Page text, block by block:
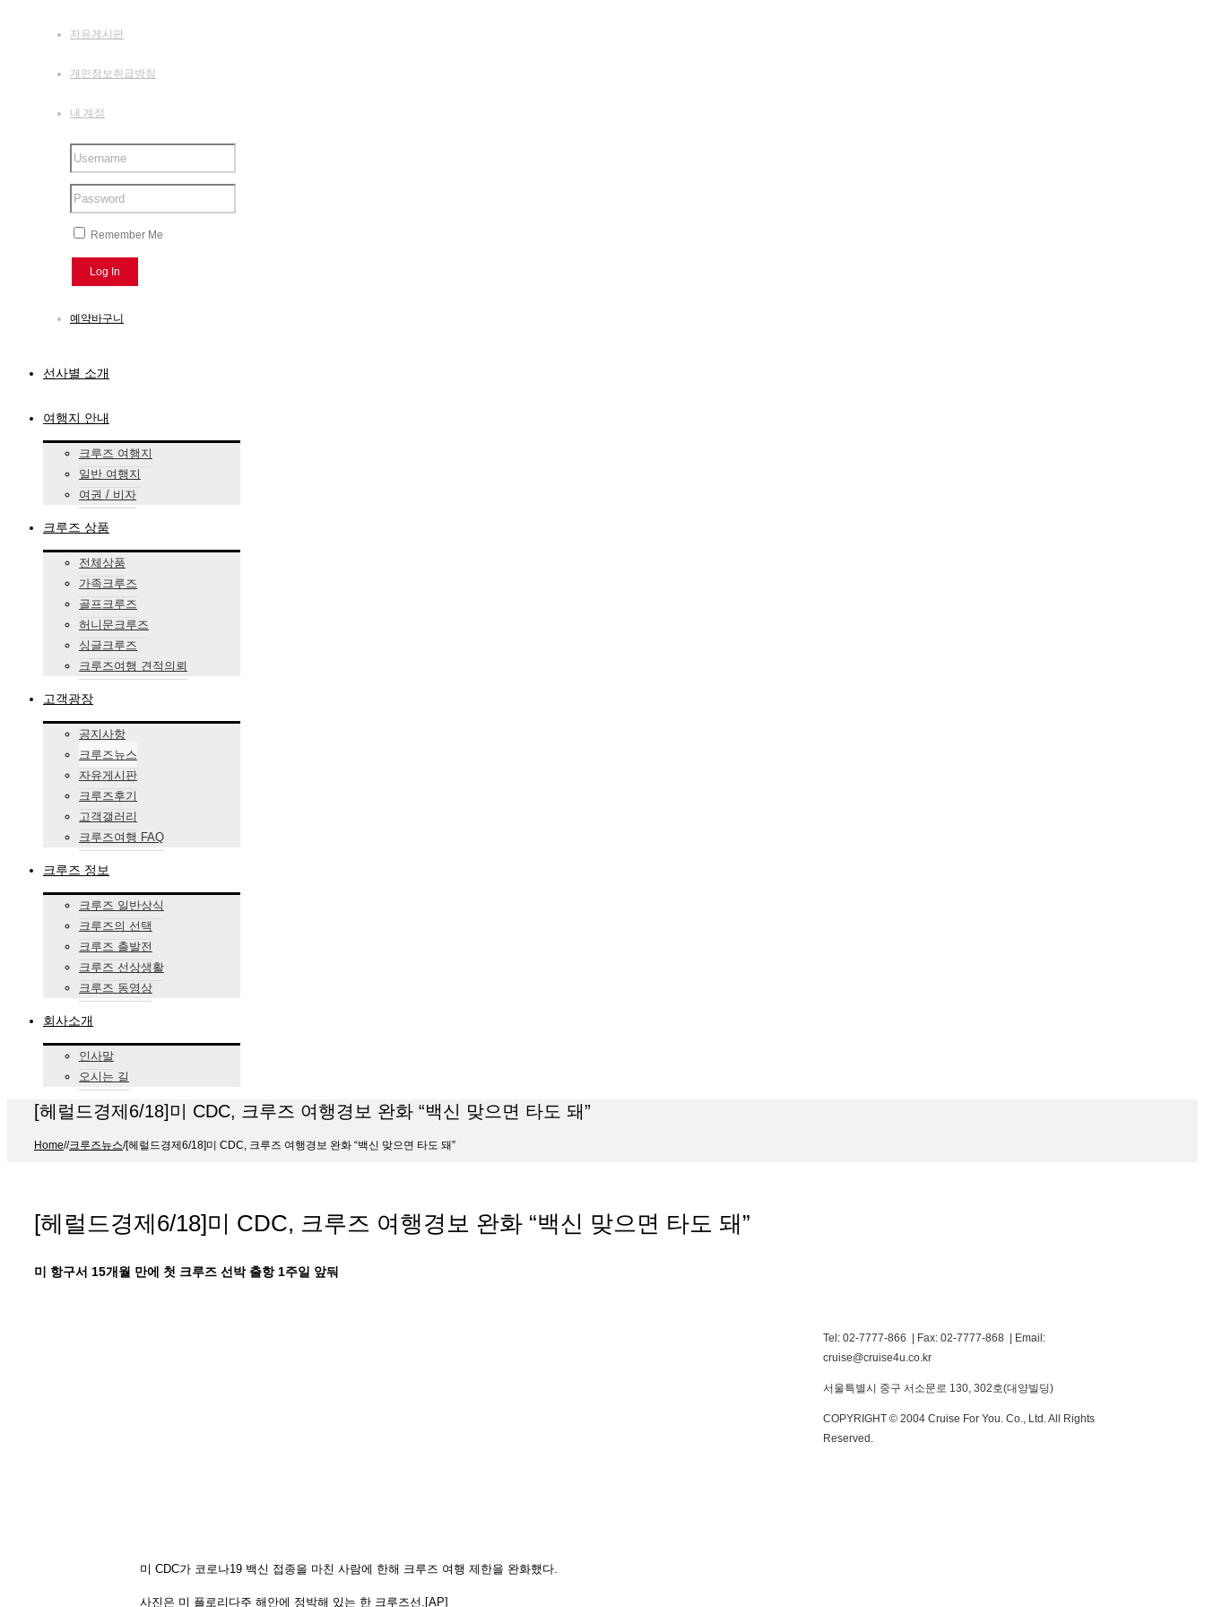
자유게시판
개인정보취급방침
내 계정
Remember Me
예약바구니
선사별 소개
여행지 안내
크루즈 여행지
일반 여행지
여권 / 비자
크루즈 상품
전체상품
가족크루즈
골프크루즈
허니문크루즈
싱글크루즈
크루즈여행 견적의뢰
고객광장
공지사항
크루즈뉴스
자유게시판
크루즈후기
고객갤러리
크루즈여행 FAQ
크루즈 정보
크루즈 일반상식
크루즈의 선택
크루즈 출발전
크루즈 선상생활
크루즈 동영상
회사소개
인사말
오시는 길
[헤럴드경제6/18]미 CDC, 크루즈 여행경보 완화 “백신 맞으면 타도 돼”
Home//크루즈뉴스/[헤럴드경제6/18]미 CDC, 크루즈 여행경보 완화 “백신 맞으면 타도 돼”
[헤럴드경제6/18]미 CDC, 크루즈 여행경보 완화 “백신 맞으면 타도 돼”
미 항구서 15개월 만에 첫 크루즈 선박 출항 1주일 앞둬
미 CDC가 코로나19 백신 접종을 마친 사람에 한해 크루즈 여행 제한을 완화했다.
사진은 미 플로리다주 해안에 정박해 있는 한 크루즈선.[AP]
Tel: 02-7777-866 | Fax: 02-7777-868
Email:
cruise@cruise4u.co.kr
서울특별시 중구 서소문로 130, 302호(대양빌딩)
COPYRIGHT © 2004 Cruise For You. Co., Ltd. All Rights
Reserved.